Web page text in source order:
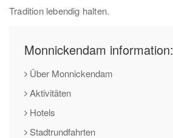
Tradition lebendig halten.
Monnickendam information:
Über Monnickendam
Aktivitäten
Hotels
Stadtrundfahrten